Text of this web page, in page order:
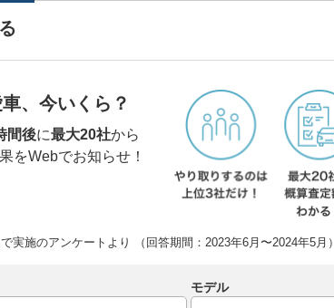
、今いくら？
間後に最大20社から
をWebでお知らせ！
実施のアンケートより （回答期間：2023年6月〜2024年5月）
モデル